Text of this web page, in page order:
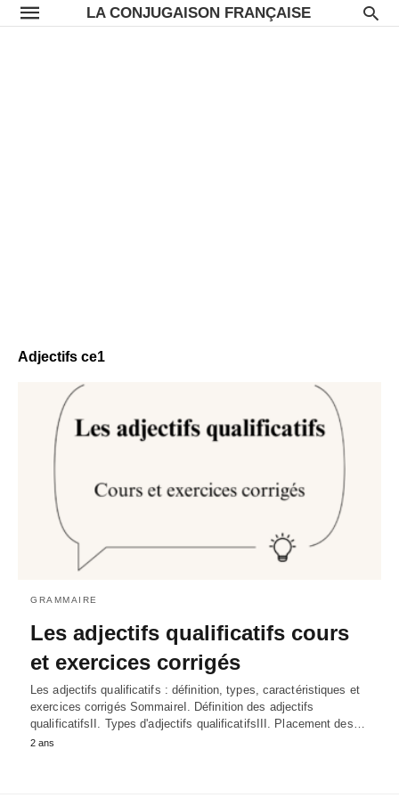
LA CONJUGAISON FRANÇAISE
Adjectifs ce1
GRAMMAIRE
Les adjectifs qualificatifs cours
et exercices corrigés
Les adjectifs qualificatifs : définition, types, caractéristiques et
exercices corrigés SommaireI. Définition des adjectifs
qualificatifsII. Types d'adjectifs qualificatifsIII. Placement des…
2 ans